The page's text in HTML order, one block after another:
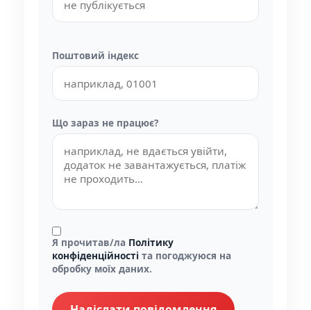
Поштовий індекс
Що зараз не працює?
Я прочитав/ла Політику
конфіденційності та погоджуюся на
обробку моїх даних.